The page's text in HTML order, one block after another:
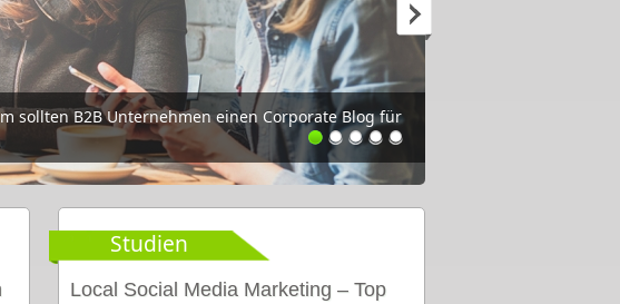
sollten B2B Unternehmen einen Corporate Blog für
Kampagnen, Tipps und Studien für die
Studien
Local Social Media Marketing – Top